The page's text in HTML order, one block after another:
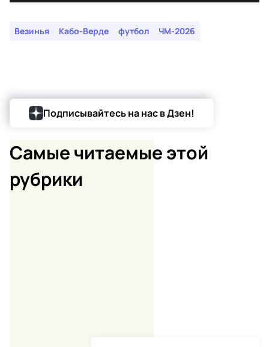
Везинья Кабо-Верде футбол ЧМ-2026
Подписывайтесь на нас в Дзен!
Самые читаемыеэтой
рубрики